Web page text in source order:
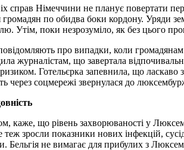
справ Німеччини не планує повертати
громадян по обидва боки кордону. Уряди
Утім, поки незрозуміло, як без цього
про випадки, коли
журналістам, що завертала
Готельєрка запевнила, що
через соцмережі звернулася до
каже, що рівень захворюваності у
теж зросли показники нових інфекцій,
Бельгія не вимагає для прибулих з